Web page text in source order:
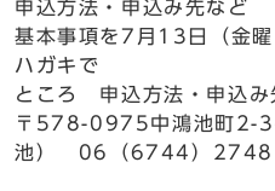
申込方法・申込み先など
基本事項を7月13日（金
ハガキで
ところ 申込方法・申込
〒578-0975中鴻池町2-
池） 06（6744）2748